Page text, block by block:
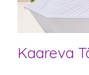
Kaareva